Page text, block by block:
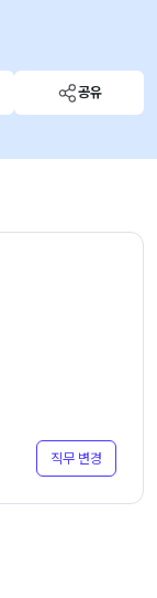
공유
직무 변경